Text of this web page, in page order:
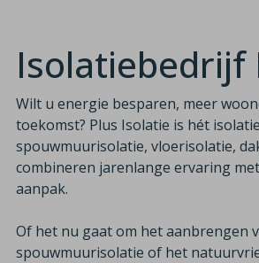
Isolatiebedrijf
Wilt u energie besparen, meer
toekomst? Plus Isolatie is hét
spouwmuurisolatie, vloerisolatie,
combineren jarenlange ervaring
aanpak.
Of het nu gaat om het aanbrengen
spouwmuurisolatie of het